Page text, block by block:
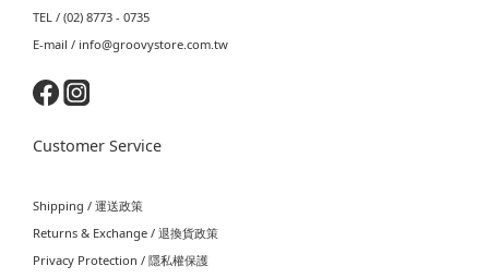
TEL / (02) 8773 - 0735
E-mail / info@groovystore.com.tw
Customer Service
Shipping / 運送政策
Returns & Exchange / 退換貨政策
Privacy Protection / 隱私權保護